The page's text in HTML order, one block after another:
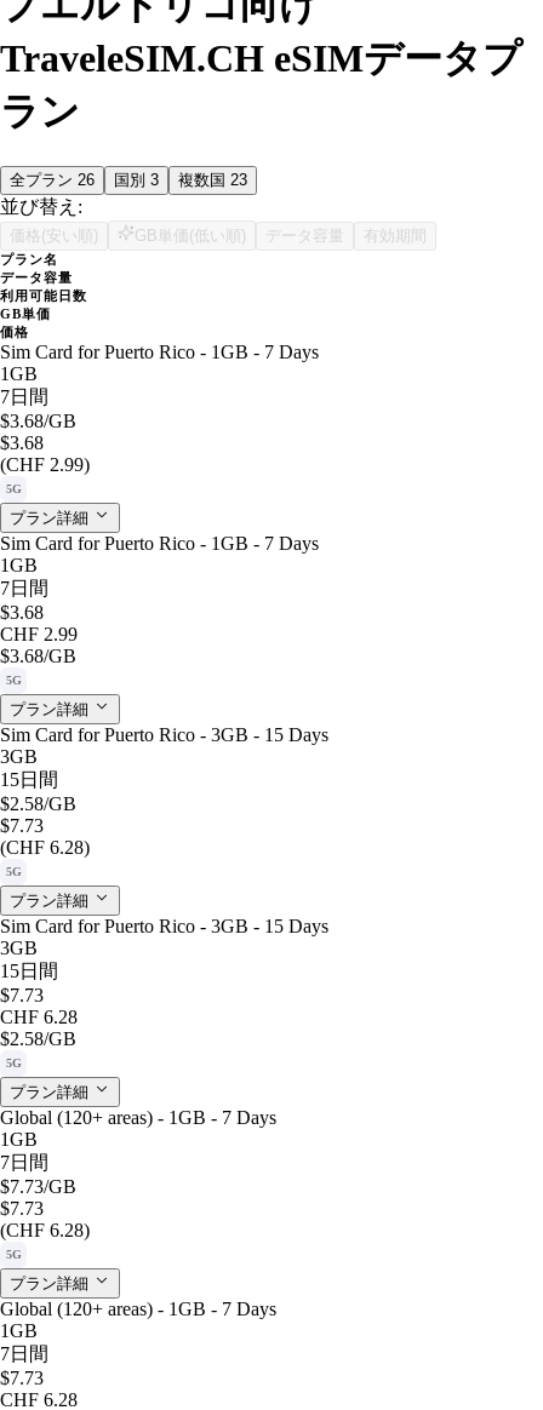
TraveleSIM.CH eSIMデータプ
ラン
全プラン 26 国別 3 複数国 23
並び替え:
価格(安い順) GB単価(低い順) データ容量 有効期間
プラン名
データ容量
利用可能日数
GB単価
価格
Sim Card for Puerto Rico - 1GB - 7 Days
1GB
7日間
$3.68/GB
$3.68
(CHF 2.99)
5G
プラン詳細
Sim Card for Puerto Rico - 1GB - 7 Days
1GB
7日間
$3.68
CHF 2.99
$3.68/GB
5G
プラン詳細
Sim Card for Puerto Rico - 3GB - 15 Days
3GB
15日間
$2.58/GB
$7.73
(CHF 6.28)
5G
プラン詳細
Sim Card for Puerto Rico - 3GB - 15 Days
3GB
15日間
$7.73
CHF 6.28
$2.58/GB
5G
プラン詳細
Global (120+ areas) - 1GB - 7 Days
1GB
7日間
$7.73/GB
$7.73
(CHF 6.28)
5G
プラン詳細
Global (120+ areas) - 1GB - 7 Days
1GB
7日間
$7.73
CHF 6.28